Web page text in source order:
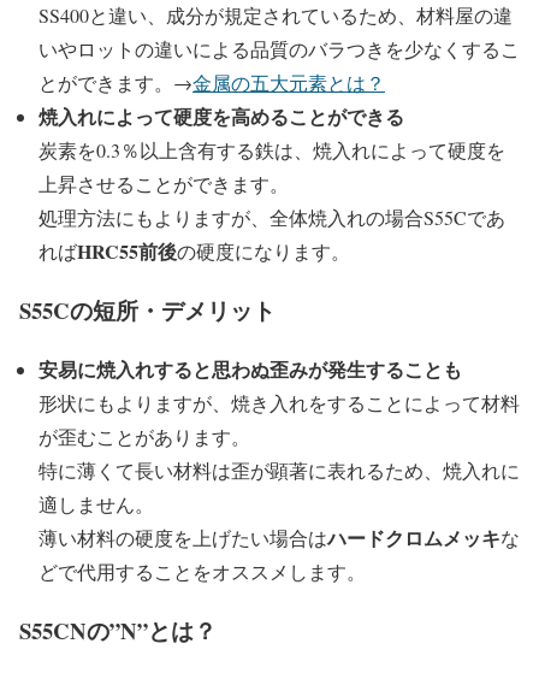
SS400と違い、成分が規定されているため、材料屋の違
いやロットの違いによる品質のバラつきを少なくするこ
とができます。→金属の五大元素とは？
焼入れによって硬度を高めることができる
炭素を0.3％以上含有する鉄は、焼入れによって硬度を
上昇させることができます。
処理方法にもよりますが、全体焼入れの場合S55Cであ
ればHRC55前後の硬度になります。
S55Cの短所・デメリット
安易に焼入れすると思わぬ歪みが発生することも
形状にもよりますが、焼き入れをすることによって材料
が歪むことがあります。
特に薄くて長い材料は歪が顕著に表れるため、焼入れに
適しません。
薄い材料の硬度を上げたい場合はハードクロムメッキな
どで代用することをオススメします。
S55CNの”N”とは？